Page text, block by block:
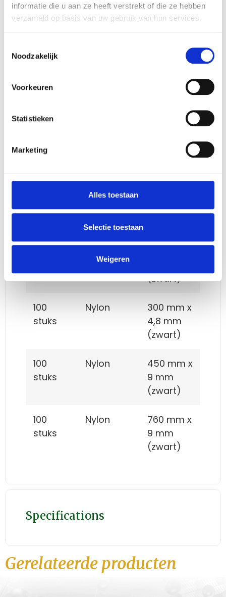
informatie die u aan ze heeft verstrekt of die ze hebben
verzameld op basis van uw gebruik van hun services.
Noodzakelijk
Voorkeuren
Statistieken
Marketing
Alles toestaan
Selectie toestaan
Weigeren
Extra kenmerken
Geschikt voor binnen en tijdelijk
Snel en eenvoudig te bevestigen
Ideaal voor stroomkabels, takken
en decoraties
Permanent vergrendelende
Productspecificaties
Aantal
Materiaal
Afmeting
(zwart)
100
stuks
Nylon
300 mm x
4,8 mm
(zwart)
100
stuks
Nylon
450 mm x
9 mm
(zwart)
100
stuks
Nylon
760 mm x
9 mm
(zwart)
Specifications
Gerelateerde producten